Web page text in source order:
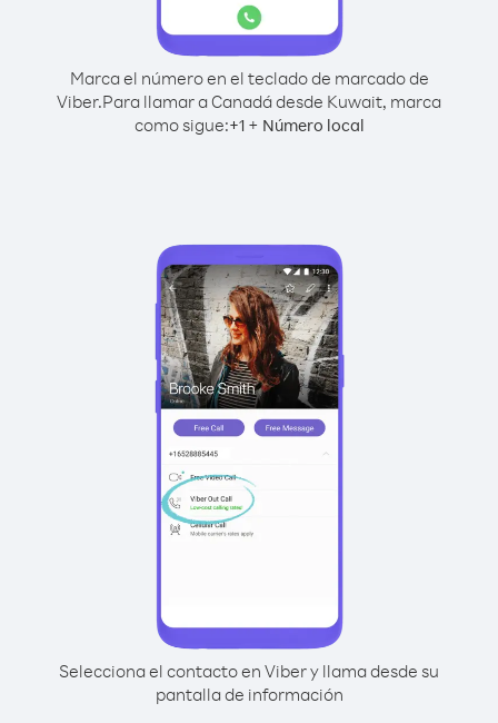
Marca el número en el teclado de marcado de
Viber.Para llamar a Canadá desde Kuwait, marca
como sigue:+1+ Número local
Selecciona el contacto en Viber y llama desde su
pantalla de información